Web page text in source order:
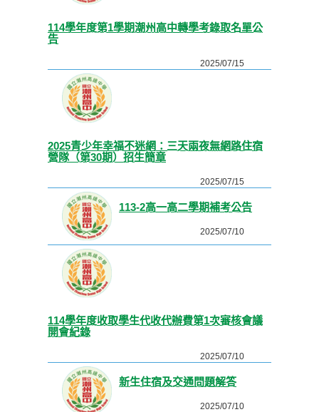
114學年度第1學期潮州高中轉學考錄取名單公
告
2025/07/15
2025青少年幸福不迷網：三天兩夜無網路住宿
營隊（第30期）招生簡章
2025/07/15
113-2高一高二學期補考公告
2025/07/10
114學年度收取學生代收代辦費第1次審核會議
開會紀錄
2025/07/10
新生住宿及交通問題解答
2025/07/10